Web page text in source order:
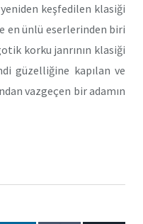
keşfedilen klasiği
en ünlü eserlerinden biri
korku janrının klasiği
güzelliğine kapılan ve
vazgeçen bir adamın